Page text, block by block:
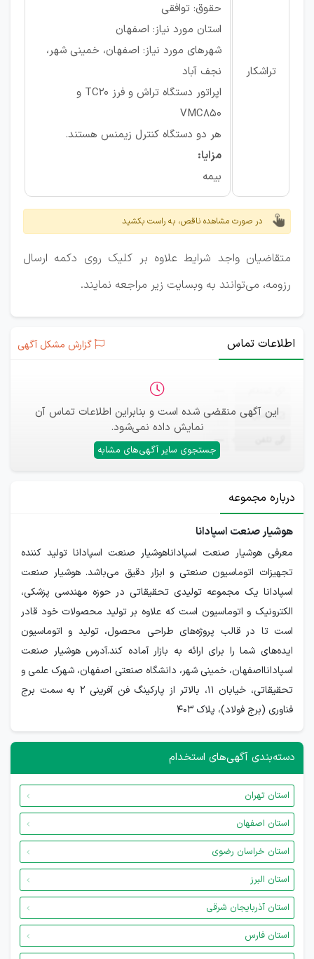
تراشکار
حقوق: توافقی
استان مورد نیاز: اصفهان
شهرهای مورد نیاز: اصفهان، خمینی شهر،
نجف آباد
اپراتور دستگاه تراش و فرز TC20 و
VMC850
هر دو دستگاه کنترل زیمنس هستند.
مزایا:
بیمه
در صورت مشاهده ناقص، به راست بکشید
متقاضیان واجد شرایط علاوه بر کلیک روی دکمه ارسال
رزومه، می‌توانند به وبسایت زیر مراجعه نمایند.
اطلاعات تماس گزارش مشکل آگهی
این آگهی منقضی شده است و بنابراین اطلاعات تماس آن
نمایش داده نمی‌شود.
جستجوی سایر آگهی‌های مشابه
ایمیل —
—
درباره مجموعه
هوشیار صنعت اسپادانا
معرفی هوشیار صنعت اسپاداناهوشیار صنعت اسپادانا تولید کننده
تجهیزات اتوماسیون صنعتی و ابزار دقیق می‌باشد. هوشیار صنعت
اسپادانا یک مجموعه تولیدی تحقیقاتی در حوزه مهندسی پزشکی،
الکترونیک و اتوماسیون است که علاوه بر تولید محصولات خود قادر
است تا در قالب پروژه‌های طراحی محصول، تولید و اتوماسیون
ایده‌های شما را برای ارائه به بازار آماده کند.آدرس هوشیار صنعت
اسپادانااصفهان، خمینی شهر، دانشگاه صنعتی اصفهان، شهرک علمی و
تحقیقاتی، خیابان 11، بالاتر از پارکینگ فن آفرینی 2 به سمت برج
فناوری (برج فولاد)، پلاک 403
دسته‌بندی آگهی‌های استخدام
استان تهران
استان اصفهان
استان خراسان رضوی
استان البرز
استان آذربایجان شرقی
استان فارس